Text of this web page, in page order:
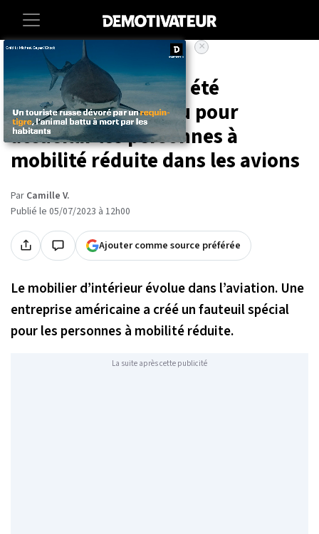
Insolite
Ce siège innovant a été
spécialement conçu pour
accueillir les personnes à
mobilité réduite dans les avions
Par Camille V.
Publié le 05/07/2023 à 12h00
Ajouter comme source préférée
Le mobilier d’intérieur évolue dans l’aviation. Une
entreprise américaine a créé un fauteuil spécial
pour les personnes à mobilité réduite.
La suite après cette publicité
×